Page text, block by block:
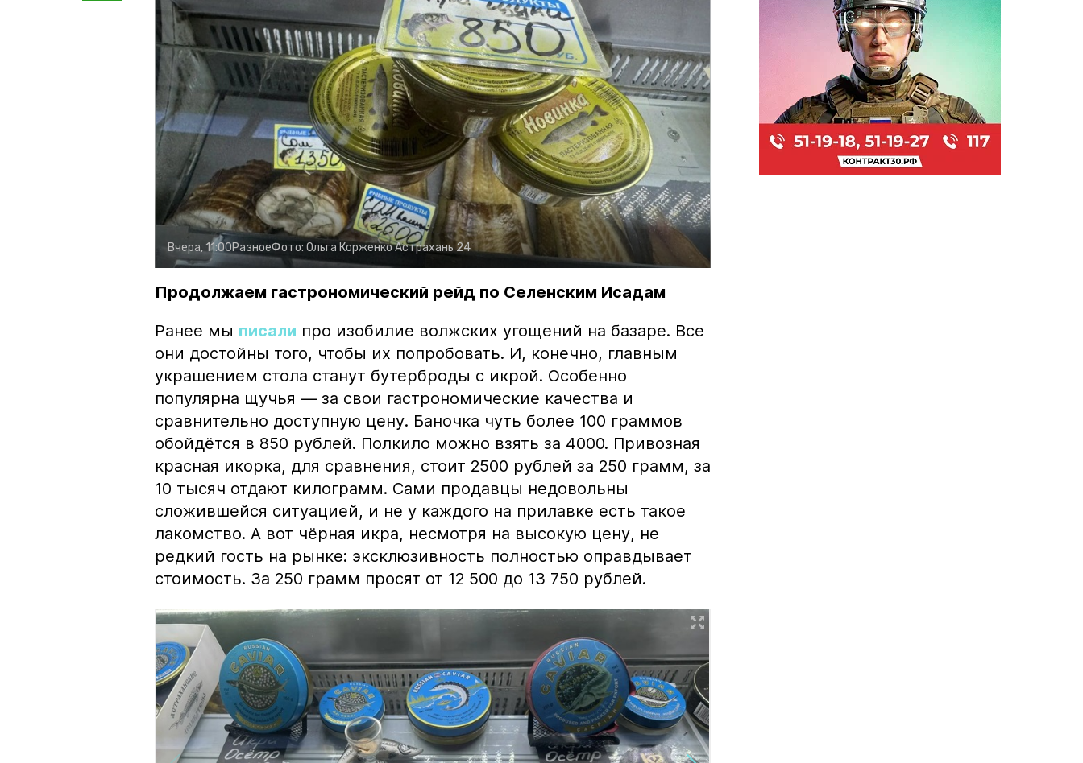
Вчера, 11:00РазноеФото: Ольга КорженкоАстрахань 24
Продолжаем гастрономический рейд по Селенским Исадам
Ранее мы писали про изобилие волжских угощений на базаре. Все
они достойны того, чтобы их попробовать. И, конечно, главным
украшением стола станут бутерброды с икрой. Особенно
популярна щучья — за свои гастрономические качества и
сравнительно доступную цену. Баночка чуть более 100 граммов
обойдётся в 850 рублей. Полкило можно взять за 4000. Привозная
красная икорка, для сравнения, стоит 2500 рублей за 250 грамм, за
10 тысяч отдают килограмм. Сами продавцы недовольны
сложившейся ситуацией, и не у каждого на прилавке есть такое
лакомство. А вот чёрная икра, несмотря на высокую цену, не
редкий гость на рынке: эксклюзивность полностью оправдывает
стоимость. За 250 грамм просят от 12 500 до 13 750 рублей.